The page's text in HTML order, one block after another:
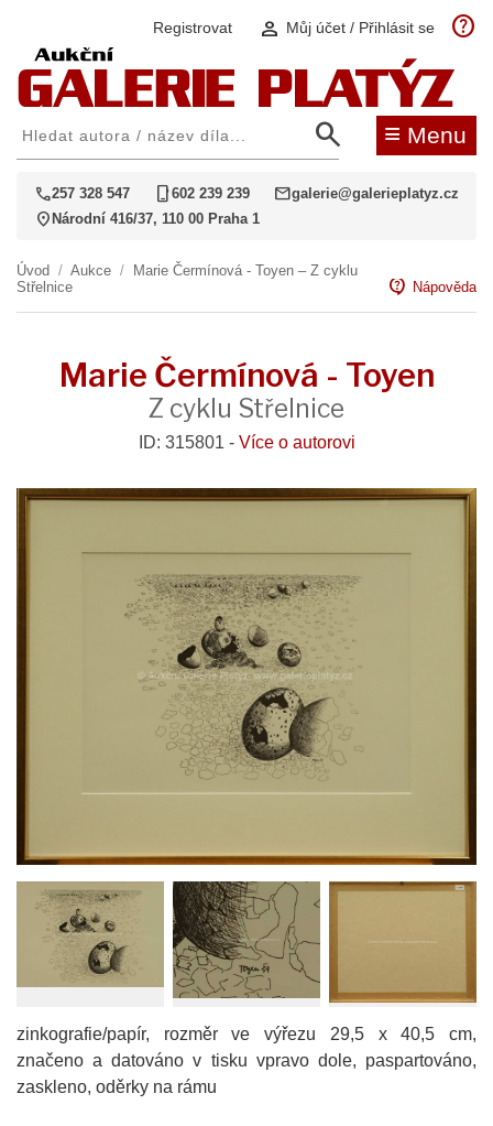
Registrovat person Můj účet / Přihlásit se help
search ≡ Menu
call257 328 547 phone_iphone602 239 239 mailgalerie@galerieplatyz.cz
location_on Národní 416/37, 110 00 Praha 1
Úvod / Aukce /
Marie Čermínová - Toyen – Z cyklu
Střelnice
contact_support Nápověda
Marie Čermínová - Toyen
Z cyklu Střelnice
ID: 315801 - Více o autorovi
zinkografie/papír, rozměr ve výřezu 29,5 x 40,5 cm,
značeno a datováno v tisku vpravo dole, paspartováno,
zaskleno, oděrky na rámu